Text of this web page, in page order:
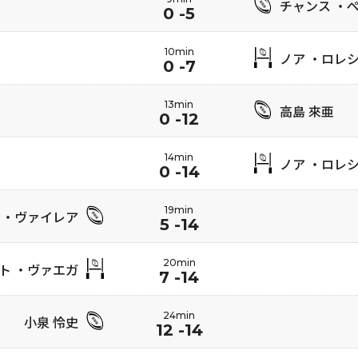
0 -5 チャンス ・
10min
0 -7 ノア ・ロレ
13min
0 -12 高島 來亜
14min
0 -14 ノア ・ロレ
ヴァイレア 19min
5 -14
・ヴァエガ 20min
7 -14
小泉 怜史 24min
12 -14